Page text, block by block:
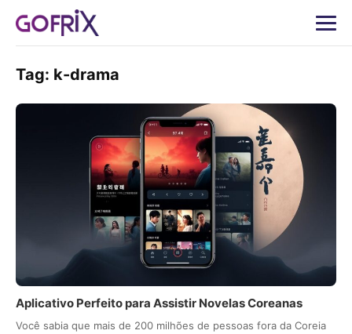
Tag: k-drama
Aplicativo Perfeito para Assistir Novelas Coreanas
Você sabia que mais de 200 milhões de pessoas fora da Coreia